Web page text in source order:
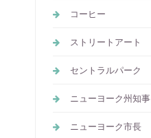
コーヒー
ストリートアート
セントラルパーク
ニューヨーク州知事
ニューヨーク市長